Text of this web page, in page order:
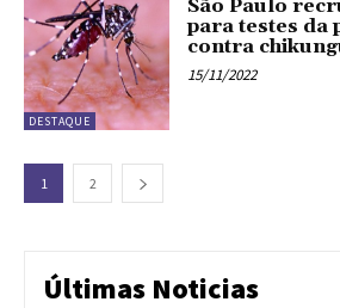
DESTAQUE
São Paulo
para testes da
contra
15/11/2022
1 2
Últimas Noticias